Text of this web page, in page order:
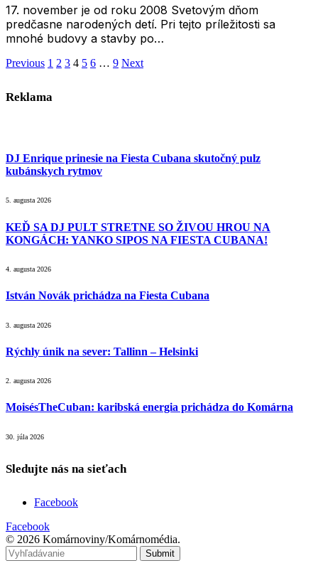
17. november je od roku 2008 Svetovým dňom
predčasne narodených detí. Pri tejto príležitosti sa
mnohé budovy a stavby po…
Previous 1 2 3 4 5 6 … 9 Next
Reklama
DJ Enrique prinesie na Fiesta Cubana skutočný pulz
kubánskych rytmov
5. augusta 2026
KEĎ SA DJ PULT STRETNE SO ŽIVOU HROU NA
KONGÁCH: YANKO SIPOS NA FIESTA CUBANA!
4. augusta 2026
István Novák prichádza na Fiesta Cubana
3. augusta 2026
Rýchly únik na sever: Tallinn – Helsinki
2. augusta 2026
MoisésTheCuban: karibská energia prichádza do Komárna
30. júla 2026
Sledujte nás na sieťach
Facebook
Facebook
© 2026 Komárnoviny/Komárnomédia.
Submit